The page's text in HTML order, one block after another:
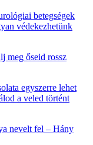
betegségek
védekezhetünk
meg őseid rossz
egyszerre lehet
a veled történt
nevelt fel – Hány